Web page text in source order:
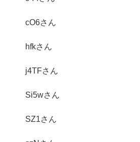
cO6さん
hfkさん
j4TFさん
Si5wさん
SZ1さん